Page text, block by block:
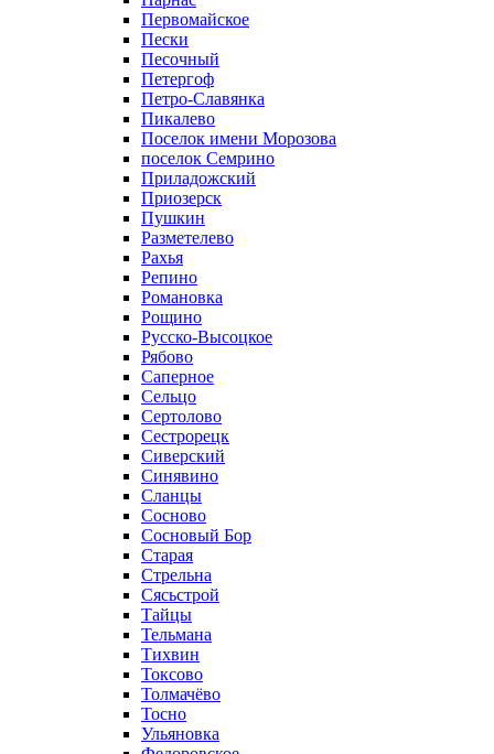
Первомайское
Пески
Песочный
Петергоф
Петро-Славянка
Пикалево
Поселок имени Морозова
поселок Семрино
Приладожский
Приозерск
Пушкин
Разметелево
Рахья
Репино
Романовка
Рощино
Русско-Высоцкое
Рябово
Саперное
Сельцо
Сертолово
Сестрорецк
Сиверский
Синявино
Сланцы
Сосново
Сосновый Бор
Старая
Стрельна
Сясьстрой
Тайцы
Тельмана
Тихвин
Токсово
Толмачёво
Тосно
Ульяновка